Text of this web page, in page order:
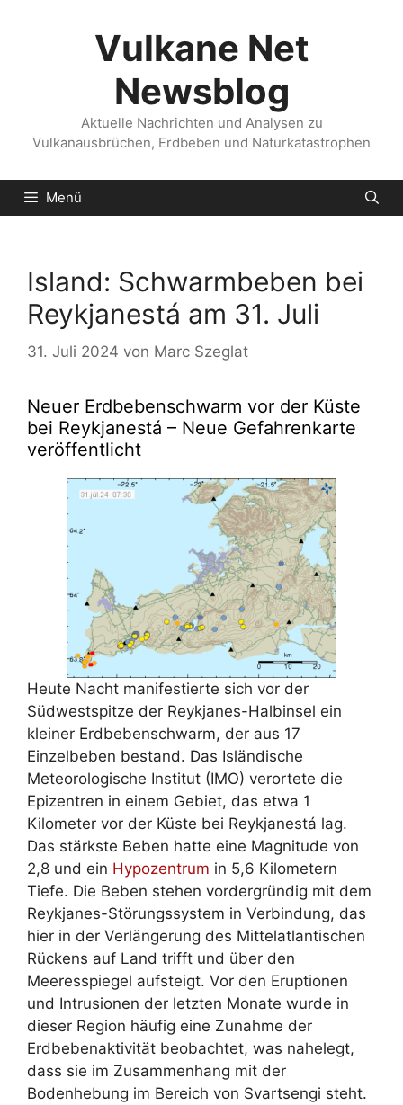
Vulkane Net
Newsblog
Aktuelle Nachrichten und Analysen zu
Vulkanausbrüchen, Erdbeben und Naturkatastrophen
Menü
Island: Schwarmbeben bei
Reykjanestá am 31. Juli
31. Juli 2024 von Marc Szeglat
Neuer Erdbebenschwarm vor der Küste
bei Reykjanestá – Neue Gefahrenkarte
veröffentlicht
Heute Nacht manifestierte sich vor der
Südwestspitze der Reykjanes-Halbinsel ein
kleiner Erdbebenschwarm, der aus 17
Einzelbeben bestand. Das Isländische
Meteorologische Institut (IMO) verortete die
Epizentren in einem Gebiet, das etwa 1
Kilometer vor der Küste bei Reykjanestá lag.
Das stärkste Beben hatte eine Magnitude von
2,8 und ein Hypozentrum in 5,6 Kilometern
Tiefe. Die Beben stehen vordergründig mit dem
Reykjanes-Störungssystem in Verbindung, das
hier in der Verlängerung des Mittelatlantischen
Rückens auf Land trifft und über den
Meeresspiegel aufsteigt. Vor den Eruptionen
und Intrusionen der letzten Monate wurde in
dieser Region häufig eine Zunahme der
Erdbebenaktivität beobachtet, was nahelegt,
dass sie im Zusammenhang mit der
Bodenhebung im Bereich von Svartsengi steht.